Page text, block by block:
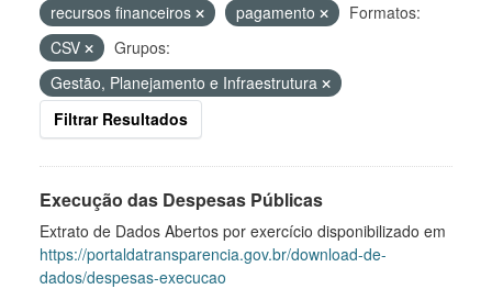
recursos financeiros
pagamento
Formatos:
CSV
Grupos:
Gestão, Planejamento e Infraestrutura
Filtrar Resultados
Execução das Despesas Públicas
Extrato de Dados Abertos por exercício disponibilizado em
https://portaldatransparencia.gov.br/download-de-
dados/despesas-execucao